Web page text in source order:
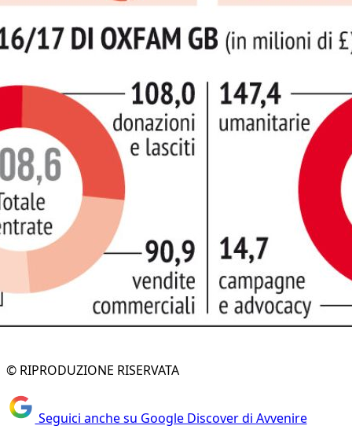
© RIPRODUZIONE RISERVATA
Seguici anche su Google Discover di Avvenire